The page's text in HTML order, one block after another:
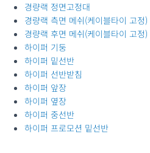
경량랙 정면고정대
경량랙 측면 메쉬(케이블타이 고정)
경량랙 후면 메쉬(케이블타이 고정)
하이퍼 기둥
하이퍼 밑선반
하이퍼 선반받침
하이퍼 앞장
하이퍼 옆장
하이퍼 중선반
하이퍼 프로모션 밑선반